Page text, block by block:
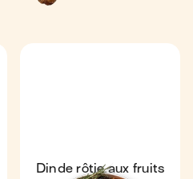
Dinde rôtie aux fruits